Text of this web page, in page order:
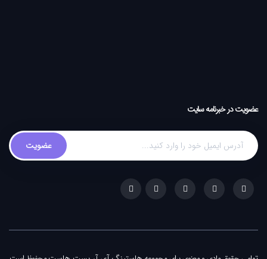
عضویت در خبرنامه سایت